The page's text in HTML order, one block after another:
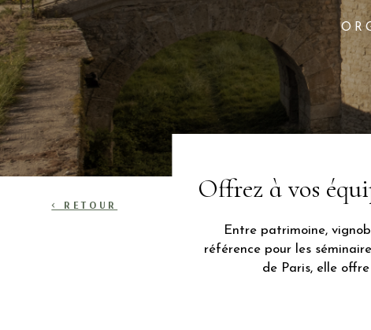
< RETOUR
Offrez à vos
Entre patrimoine,
référence pour les
de Paris, elle